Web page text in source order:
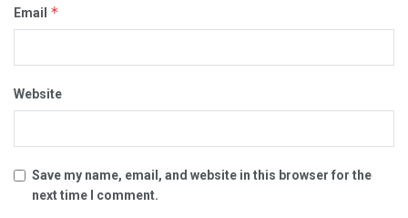
Email *
Website
Save my name, email, and website in this browser for the
next time I comment.